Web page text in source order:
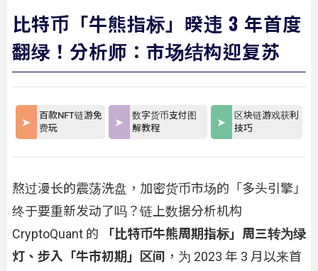
比特币「牛熊指标」暌违 3 年首度
翻绿！分析师：市场结构迎复苏
百款NFT链游免
费玩
数字货币支付图
解教程
区块链游戏获利
技巧
熬过漫长的震荡洗盘，加密货币市场的「多头引擎」
终于要重新发动了吗？链上数据分析机构
CryptoQuant 的
「比特币牛熊周期指标」周三转为绿
灯、步入「牛市初期」区间 ，为 2023 年 3 月以来首